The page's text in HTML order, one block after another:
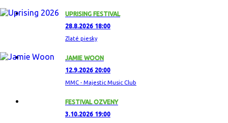
UPRISING FESTIVAL
28.8.2026 18:00
Zlaté piesky
JAMIE WOON
12.9.2026 20:00
MMC - Majestic Music Club
FESTIVAL OZVENY
3.10.2026 19:00